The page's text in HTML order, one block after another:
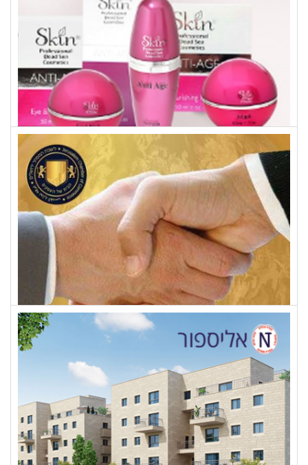
SKIN
לשכת המסחר ירושלים